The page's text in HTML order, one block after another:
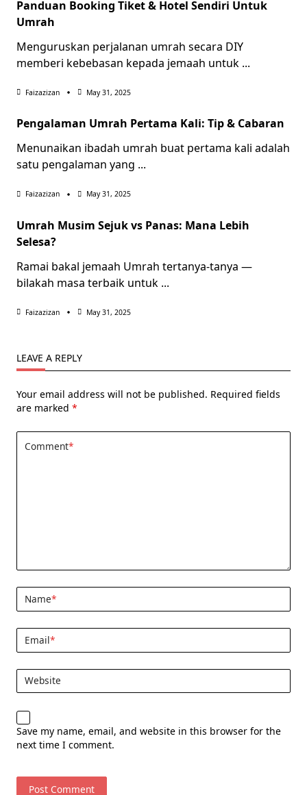
Panduan Booking Tiket & Hotel Sendiri Untuk
Umrah
Menguruskan perjalanan umrah secara DIY
memberi kebebasan kepada jemaah untuk ...
Faizazizan May 31, 2025
Pengalaman Umrah Pertama Kali: Tip & Cabaran
Menunaikan ibadah umrah buat pertama kali adalah
satu pengalaman yang ...
Faizazizan May 31, 2025
Umrah Musim Sejuk vs Panas: Mana Lebih
Selesa?
Ramai bakal jemaah Umrah tertanya-tanya —
bilakah masa terbaik untuk ...
Faizazizan May 31, 2025
LEAVE A REPLY
Your email address will not be published. Required fields
are marked *
Comment*
Name*
Email*
Website
Save my name, email, and website in this browser for the
next time I comment.